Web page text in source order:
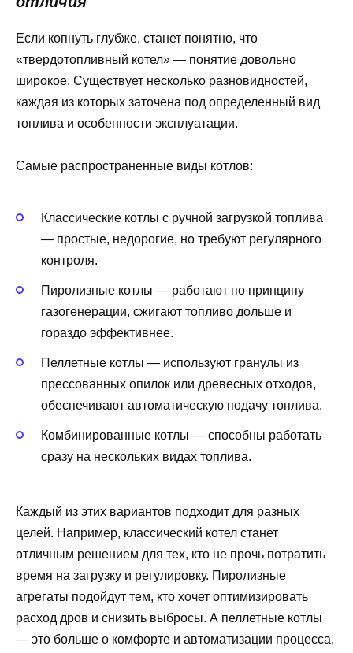
Если копнуть глубже, станет понятно, что
«твердотопливный котел» — понятие довольно
широкое. Существует несколько разновидностей,
каждая из которых заточена под определенный вид
топлива и особенности эксплуатации.
Самые распространенные виды котлов:
Классические котлы с ручной загрузкой топлива
— простые, недорогие, но требуют регулярного
контроля.
Пиролизные котлы — работают по принципу
газогенерации, сжигают топливо дольше и
гораздо эффективнее.
Пеллетные котлы — используют гранулы из
прессованных опилок или древесных отходов,
обеспечивают автоматическую подачу топлива.
Комбинированные котлы — способны работать
сразу на нескольких видах топлива.
Каждый из этих вариантов подходит для разных
целей. Например, классический котел станет
отличным решением для тех, кто не прочь потратить
время на загрузку и регулировку. Пиролизные
агрегаты подойдут тем, кто хочет оптимизировать
расход дров и снизить выбросы. А пеллетные котлы
— это больше о комфорте и автоматизации процесса,